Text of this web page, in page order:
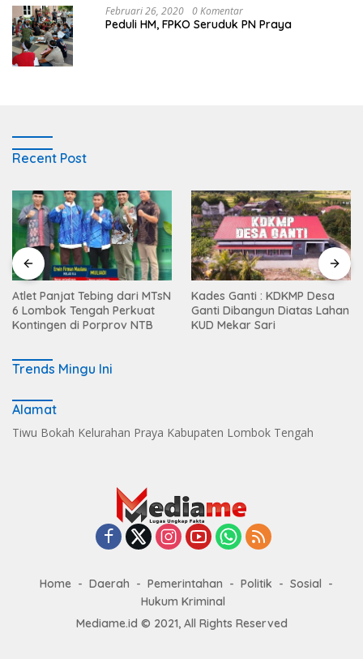
Februari 26, 2020 0 Komentar
Peduli HM, FPKO Seruduk PN Praya
Recent Post
Atlet Panjat Tebing dari MTsN
6 Lombok Tengah Perkuat
Kontingen di Porprov NTB
Kades Ganti : KDKMP Desa
Ganti Dibangun Diatas Lahan
KUD Mekar Sari
Trends Mingu Ini
Alamat
Tiwu Bokah Kelurahan Praya Kabupaten Lombok Tengah
Home Daerah Pemerintahan Politik
Sosial
Hukum Kriminal
Mediame.id © 2021, All Rights Reserved